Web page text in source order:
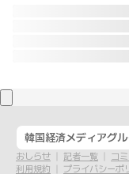
韓国経済メディアグ
おしらせ 記者一覧
コ
利用規約
プライバシーポ